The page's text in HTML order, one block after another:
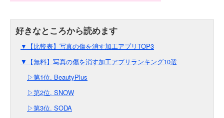
▼【比較表】写真の傷を消す加工アプリTOP3
▼【無料】写真の傷を消す加工アプリランキング10選
▷第1位. BeautyPlus
▷第2位. SNOW
▷第3位. SODA